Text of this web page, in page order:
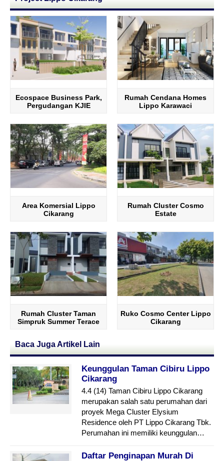
Ecospace Business Park,
Pergudangan KJIE
Rumah Cendana Homes
Lippo Karawaci
Area Komersial Lippo
Cikarang
Rumah Cluster Cosmo
Estate
Rumah Cluster Taman
Simpruk Summer Terace
Ruko Cosmo Center Lippo
Cikarang
Baca Juga Artikel Lain
Keunggulan Taman Cibiru Lippo
Cikarang
4.4 (14) Taman Cibiru Lippo Cikarang
merupakan salah satu perumahan dari
proyek Mega Cluster Elysium
Residence oleh PT Lippo Cikarang Tbk.
Perumahan ini memiliki keunggulan…
Daftar Penginapan Murah Di